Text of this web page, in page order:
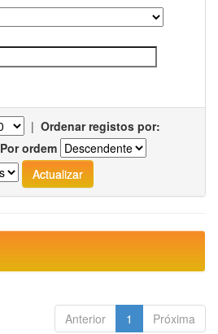
| Ordenar registos por:
Por ordem
Anterior 1 Próxima